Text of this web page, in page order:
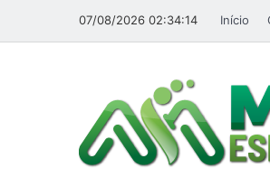
07/08/2026 02:34:14 Início